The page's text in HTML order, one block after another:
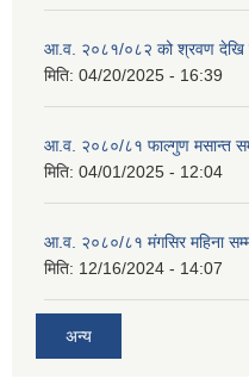
आ.व. २०८१/०८२ को श्रवण देखि
मिति: 04/20/2025 - 16:39
आ.व. २०८०/८१ फाल्गुण मसान्त
मिति: 04/01/2025 - 12:04
आ.व. २०८०/८१ मंगसिर महिना
मिति: 12/16/2024 - 14:07
अन्य